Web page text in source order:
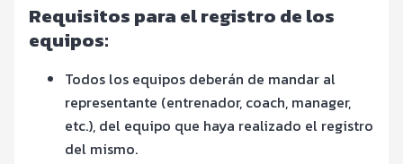
Requisitos para el registro de los
equipos:
Todos los equipos deberán de mandar al
representante (entrenador, coach, manager,
etc.), del equipo que haya realizado el registro
del mismo.